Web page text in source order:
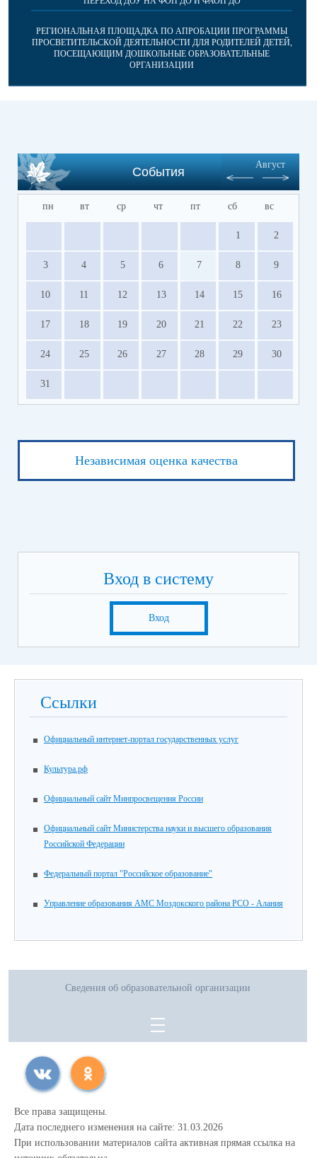
РЕГИОНАЛЬНАЯ ПЛОЩАДКА ПО АПРОБАЦИИ ПРОГРАММЫ
ПРОСВЕТИТЕЛЬСКОЙ ДЕЯТЕЛЬНОСТИ ДЛЯ РОДИТЕЛЕЙ ДЕТЕЙ,
ПОСЕЩАЮЩИМ ДОШКОЛЬНЫЕ ОБРАЗОВАТЕЛЬНЫЕ
ОРГАНИЗАЦИИ
События
Август
пн вт ср чт пт сб вс
1 2
3 4 5 6 7 8 9
10 11 12 13 14 15 16
17 18 19 20 21 22 23
24 25 26 27 28 29 30
31
Независимая оценка качества
Вход в систему
Вход
Ссылки
Официальный интернет-портал государственных услуг
Культура.рф
Официальный сайт Минпросвещения России
Официальный сайт Министерства науки и высшего образования
Российской Федерации
Федеральный портал "Российское образование"
Управление образования АМС Моздокского района РСО - Алания
Сведения об образовательной организации
Все права защищены.
Дата последнего изменения на сайте: 31.03.2026
При использовании материалов сайта активная прямая ссылка на